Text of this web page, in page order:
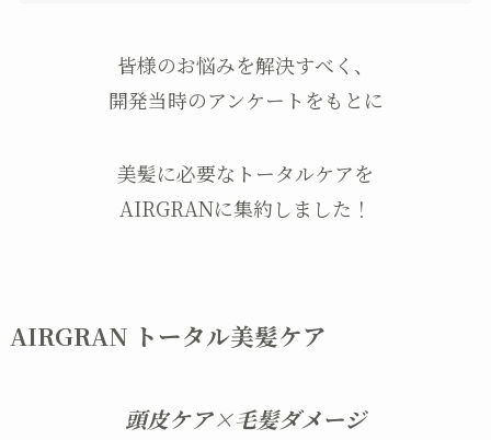
皆様のお悩みを解決すべく、
開発当時のアンケートをもとに
美髪に必要なトータルケアを
AIRGRANに集約しました！
AIRGRAN トータル美髪ケア
頭皮ケア×毛髪ダメージ